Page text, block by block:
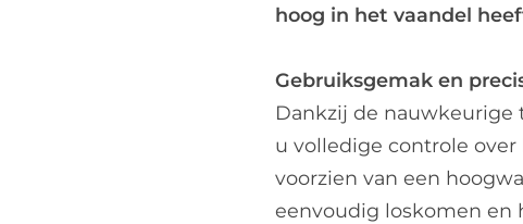
hoog in het vaandel
Gebruiksgemak en
Dankzij de
u volledige controle
voorzien van een
eenvoudig loskomen en